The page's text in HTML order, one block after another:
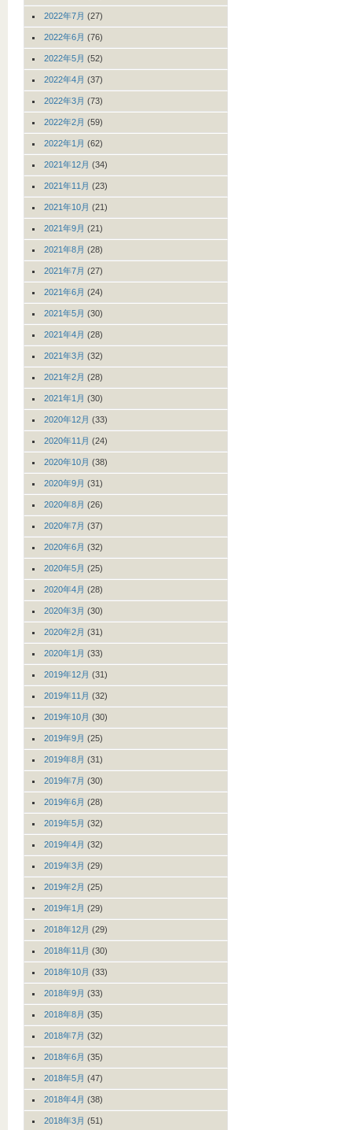
2022年7月 (27)
2022年6月 (76)
2022年5月 (52)
2022年4月 (37)
2022年3月 (73)
2022年2月 (59)
2022年1月 (62)
2021年12月 (34)
2021年11月 (23)
2021年10月 (21)
2021年9月 (21)
2021年8月 (28)
2021年7月 (27)
2021年6月 (24)
2021年5月 (30)
2021年4月 (28)
2021年3月 (32)
2021年2月 (28)
2021年1月 (30)
2020年12月 (33)
2020年11月 (24)
2020年10月 (38)
2020年9月 (31)
2020年8月 (26)
2020年7月 (37)
2020年6月 (32)
2020年5月 (25)
2020年4月 (28)
2020年3月 (30)
2020年2月 (31)
2020年1月 (33)
2019年12月 (31)
2019年11月 (32)
2019年10月 (30)
2019年9月 (25)
2019年8月 (31)
2019年7月 (30)
2019年6月 (28)
2019年5月 (32)
2019年4月 (32)
2019年3月 (29)
2019年2月 (25)
2019年1月 (29)
2018年12月 (29)
2018年11月 (30)
2018年10月 (33)
2018年9月 (33)
2018年8月 (35)
2018年7月 (32)
2018年6月 (35)
2018年5月 (47)
2018年4月 (38)
2018年3月 (51)